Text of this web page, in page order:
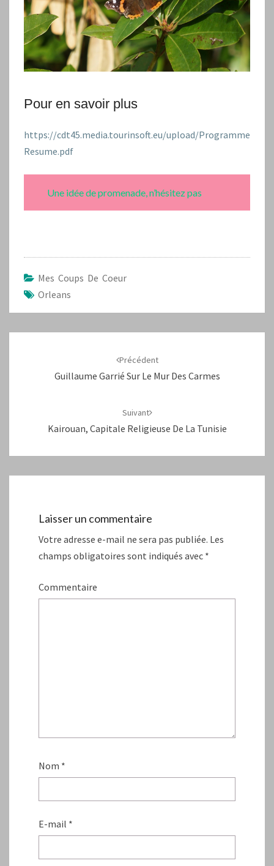
Pour en savoir plus
https://cdt45.media.tourinsoft.eu/upload/Programme
Resume.pdf
Une idée de promenade, n’hésitez pas
Mes Coups De Coeur
Orleans
Précédent
Guillaume Garrié Sur Le Mur Des Carmes
Suivant
Kairouan, Capitale Religieuse De La Tunisie
Laisser un commentaire
Votre adresse e-mail ne sera pas publiée. Les
champs obligatoires sont indiqués avec *
Commentaire
Nom *
E-mail *